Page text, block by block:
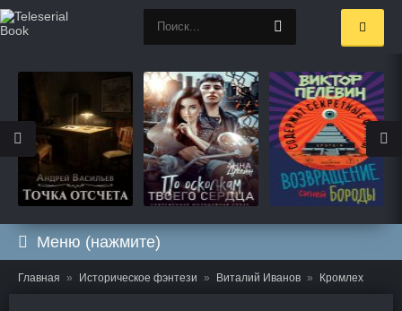
Меню (нажмите)
Главная Историческое фэнтези Виталий Иванов Кромлех